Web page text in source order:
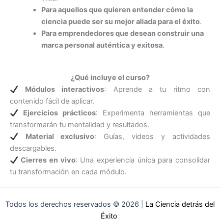
Para aquellos que quieren entender cómo la
ciencia puede ser su mejor aliada para el éxito.
Para emprendedores que desean construir una
marca personal auténtica y exitosa.
¿Qué incluye el curso?
Módulos interactivos: Aprende a tu ritmo con
contenido fácil de aplicar.
Ejercicios prácticos: Experimenta herramientas que
transformarán tu mentalidad y resultados.
Material exclusivo: Guías, videos y actividades
descargables.
Cierres en vivo: Una experiencia única para consolidar
tu transformación en cada módulo.
Todos los derechos reservados © 2026 | La Ciencia detrás del
Éxito